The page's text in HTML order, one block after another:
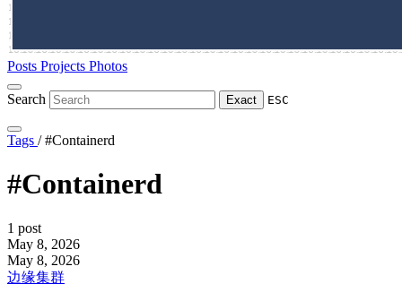
Posts Projects Photos
Search Exact ESC
Tags / #Containerd
#Containerd
1 post
May 8, 2026
May 8, 2026
边缘集群